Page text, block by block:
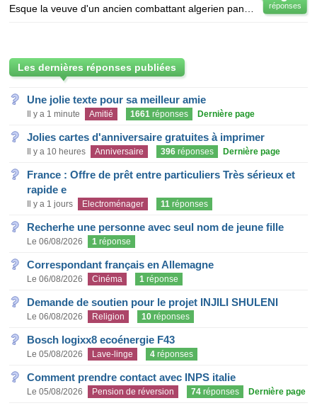
réponses
Les dernières réponses publiées
Une jolie texte pour sa meilleur amie
Il y a 1 minute Amitié 1661 réponses Dernière page
Jolies cartes d'anniversaire gratuites à imprimer
Il y a 10 heures Anniversaire 396 réponses Dernière page
France : Offre de prêt entre particuliers Très sérieux et
rapide e
Il y a 1 jours Electroménager 11 réponses
Recherhe une personne avec seul nom de jeune fille
Le 06/08/2026 1 réponse
Correspondant français en Allemagne
Le 06/08/2026 Cinéma 1 réponse
Demande de soutien pour le projet INJILI SHULENI
Le 06/08/2026 Religion 10 réponses
Bosch logixx8 ecoénergie F43
Le 05/08/2026 Lave-linge 4 réponses
Comment prendre contact avec INPS italie
Le 05/08/2026 Pension de réversion 74 réponses Dernière page